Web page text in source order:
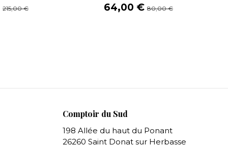
215,00 € 64,00 € 80,00 €
Comptoir du Sud
198 Allée du haut du Ponant
26260 Saint Donat sur Herbasse